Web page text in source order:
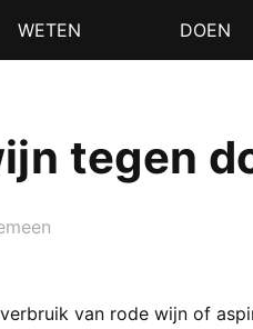
WETEN DOEN
tegen
van rode wijn of